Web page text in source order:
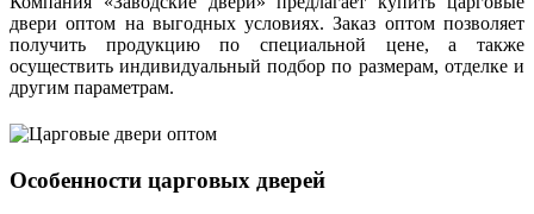
двери оптом на выгодных условиях. Заказ оптом позволяет
получить продукцию по специальной цене, а также
осуществить индивидуальный подбор по размерам, отделке и
другим параметрам.
Особенности царговых дверей